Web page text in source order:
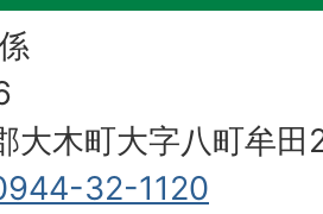
大木町大字八町牟
32-1120